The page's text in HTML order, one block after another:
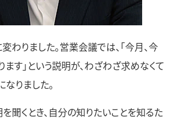
りました。営業会議では、「今月、今
す」という説明が、わざわざ求めなくて
りました。
聞くとき、自分の知りたいことを知るた